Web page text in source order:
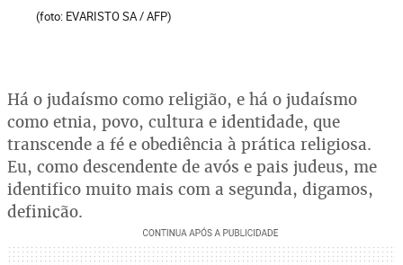
(foto: EVARISTO SA / AFP)
Há o judaísmo como religião, e há o judaísmo
como etnia, povo, cultura e identidade, que
transcende a fé e obediência à prática religiosa.
Eu, como descendente de avós e pais judeus, me
identifico muito mais com a segunda, digamos,
definição.